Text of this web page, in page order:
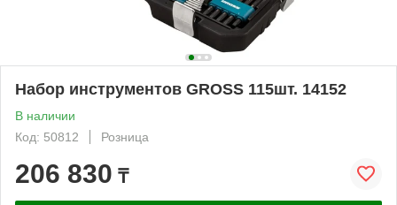
Набор инструментов GROSS 115шт. 14152
В наличии
Код: 50812
Розница
206 830 ₸